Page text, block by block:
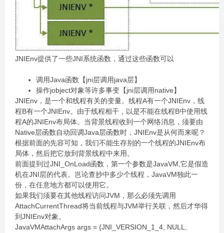
JNIEnv提供了一些JNI系统函数，通过这些函数可以
调用Java函数【jni层调用java层】
操作jobject对象等许多事变【jni层调用native】
JNIEnv，是一个和线程有关的变量。线程A有一个JNIEnv，线
程B有一个JNIEnv。由于线程相干，以是不能在线程B中使用线
程A的JNIEnv布局体。当背景线程收到一个网络消息，须要由
Native层函数自动回调Java层函数时，JNIEnv是从何而来呢？
根据前面的先容可知，我们不能生存别的一个线程的JNIEnv布
局体，然后把它放到背景线程中来用。
前面提到过JNI_OnLoad函数，第一个参数是JavaVM,它是假造
机在JNI层的代表。岂论查抄中多少个线程，JavaVM独此一
份，在任意地方都可以使用它。
如果我们须要在其他线程访问JVM，那么必须先调用
AttachCurrentThread将当前线程与JVM举行关联，然后才华得
到JNIEnv对象。
JavaVMAttachArgs args = {JNI_VERSION_1_4, NULL,